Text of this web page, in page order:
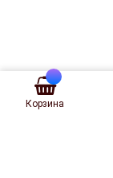
Корзина